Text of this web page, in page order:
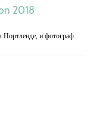
2018
и фотограф